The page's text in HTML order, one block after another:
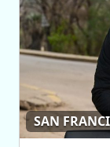
SAN